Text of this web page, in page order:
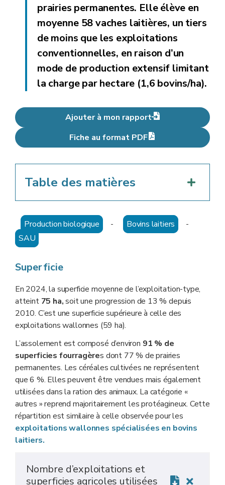
prairies permanentes. Elle élève en
moyenne 58 vaches laitières, un tiers
de moins que les exploitations
conventionnelles, en raison d’un
mode de production extensif limitant
la charge par hectare (1,6 bovins/ha).
Ajouter à mon rapport
Fiche au format PDF
Table des matières
Production biologique - Bovins laitiers
-
SAU
Superficie
En 2024, la superficie moyenne de l’exploitation-type,
atteint 75 ha,soit une progression de 13 % depuis
2010. C’est une superficie supérieure à celle des
exploitations wallonnes (59 ha).
L’assolement est composé d’environ 91 % de
superficies fourragères dont 77 % de prairies
permanentes. Les céréales cultivées ne représentent
que 6 %. Elles peuvent être vendues mais également
utilisées dans la ration des animaux. La catégorie «
autres » reprend majoritairement les protéagineux. Cette
répartition est similaire à celle observée pour les
exploitations wallonnes spécialisées en bovins
laitiers.
Nombre d’exploitations et
superficies agricoles utilisées